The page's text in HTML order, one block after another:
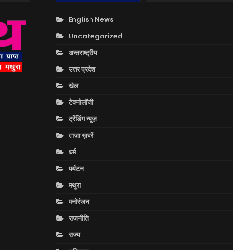
English News
Uncategorized
अन्तराष्ट्रीय
उत्तर प्रदेश
खेल
टेक्नोलॉजी
ट्रेंडिंग न्यूज़
ताज़ा ख़बरें
धर्म
पर्यटन
मथुरा
मनोरंजन
राजनीति
राज्य